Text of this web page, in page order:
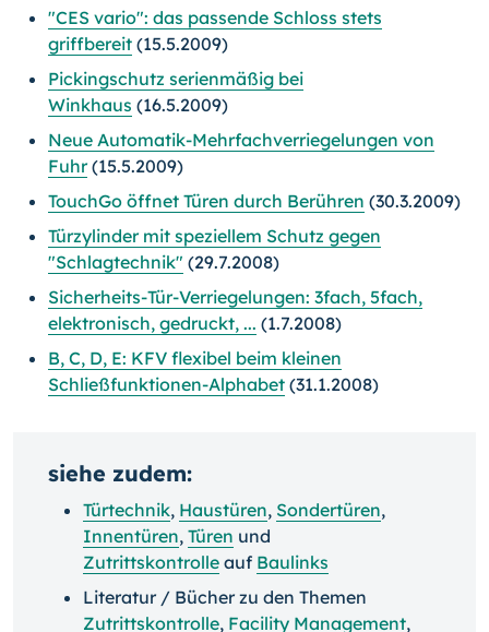
"CES vario": das passende Schloss stets
griffbereit (15.5.2009)
Pickingschutz serienmäßig bei
Winkhaus (16.5.2009)
Neue Automatik-Mehrfachverriegelungen von
Fuhr(15.5.2009)
TouchGo öffnet Türen durch Berühren (30.3.2009)
Türzylinder mit speziellem Schutz gegen
"Schlagtechnik" (29.7.2008)
Sicherheits-Tür-Verriegelungen: 3fach, 5fach,
elektronisch, gedruckt, ... (1.7.2008)
B, C, D, E: KFV flexibel beim kleinen
Schließfunktionen-Alphabet (31.1.2008)
siehe zudem:
Türtechnik, Haustüren, Sondertüren,
Innentüren, Türen und
Zutrittskontrolle auf Baulinks
Literatur / Bücher zu den Themen
Zutrittskontrolle, Facility Management,